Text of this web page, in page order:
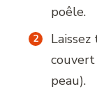
poêle.
peau).